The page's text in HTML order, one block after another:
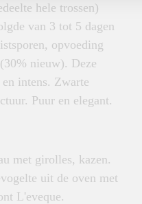
hele trossen)
van 3 tot 5 dagen
opvoeding
nieuw). Deze
intens. Zwarte
Puur en elegant.
met girolles, kazen.
uit de oven met
L'eveque.